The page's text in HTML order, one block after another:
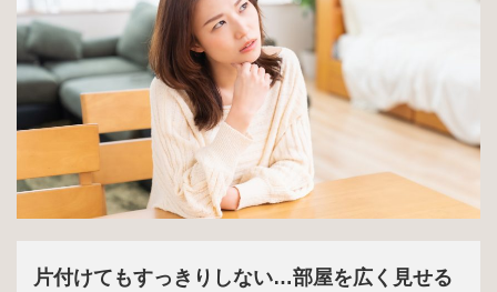
片付けてもすっきりしない…部屋を広く見せる